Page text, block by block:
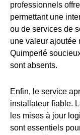
professionnels
permettant une
ou de services de
une valeur ajoutée
Quimperlé
sont absents.
Enfin, le service
installateur fiable.
les mises à jour
sont essentiels